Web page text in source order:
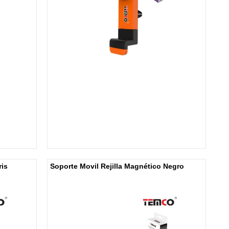
de red USB QC3.0 + Tipo
Cable USB a Tipo C 2A
Soporte Movil Rejilla Magnético Negro